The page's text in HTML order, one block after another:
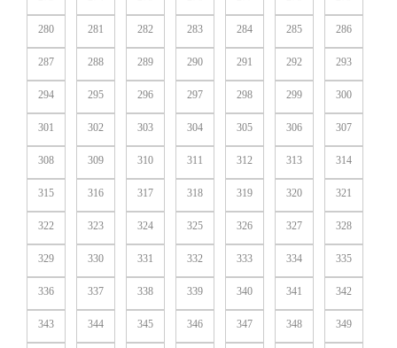
280 281 282 283 284 285 286
287 288 289 290 291 292 293
294 295 296 297 298 299 300
301 302 303 304 305 306 307
308 309 310 311 312 313 314
315 316 317 318 319 320 321
322 323 324 325 326 327 328
329 330 331 332 333 334 335
336 337 338 339 340 341 342
343 344 345 346 347 348 349